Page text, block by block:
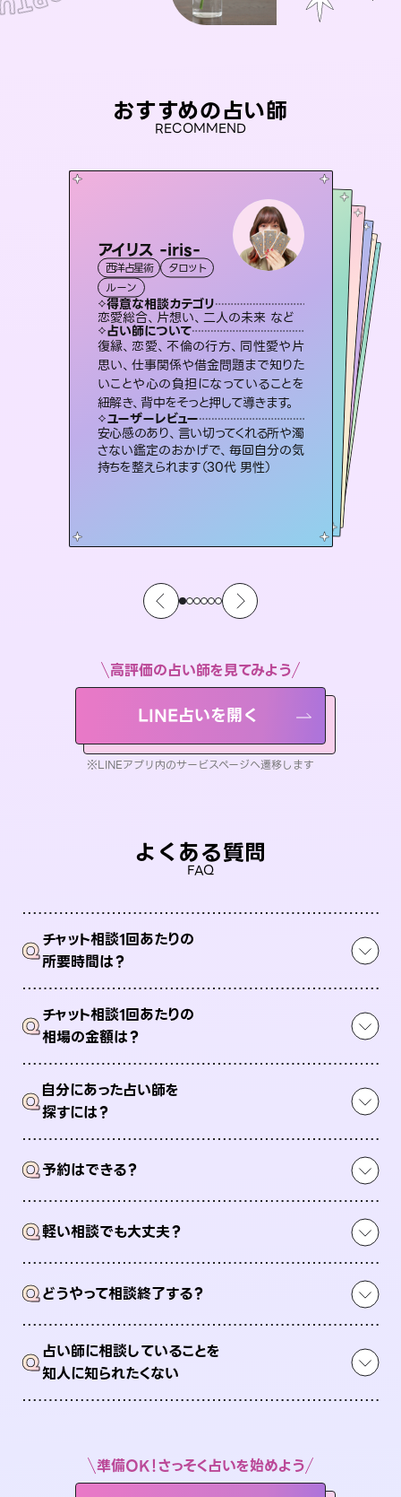
おすすめの占い師
RECOMMEND
アイリス -iris-
西洋占星術
タロット
ルーン
得意な相談カテゴリ
恋愛総合、片想い、二人の未来 など
占い師について
復縁、恋愛、不倫の行方、同性愛や片
思い、仕事関係や借金問題まで知りた
いことや心の負担になっていることを
紐解き、背中をそっと押して導きます。
ユーザーレビュー
安心感のあり、言い切ってくれる所や濁
さない鑑定のおかげで、毎回自分の気
持ちを整えられます（30代 男性）
セラピスト理恵
霊視・オーラ タロット
スピリチュアル・リーディング
得意な相談カテゴリ
片想い、二人の未来、年の差 など
占い師について
連絡再開、復縁、成就などの報告実績
多数。セラピストとして2万超の施術経
験があるからこそできる鑑定で、より良
い未来をサポートします。
ユーザーレビュー
とても心温まる鑑定でした。しかもこち
らは何も言っていないのに視えていらっ
しゃるんだなと驚きです（30代女性）
桃源珠羽（ とうげんみう）
霊視・オーラ
スピリチュアル・リーディング
得意な相談カテゴリ
片想い、あの人の気持ち、復縁 など
占い師について
恋愛のお悩みの中でも特に「曖昧な関
係」の相談を得意としており、友達以上
恋人未満なお相手との今後や本音を丁
寧に読み解き恋愛成就へと導きます。
ユーザーレビュー
鑑定していただいてアドバイス通りに行
動すると仲が復活してきました。ありが
とうございました（40代 女性）
未来視師＊花
霊視・オーラ
スピリチュアル・リーディング
得意な相談カテゴリ
出逢い、片想い、復縁 など
占い師について
未来には何パターンもの選択肢があります。不安で視えにくくなっているあなたの素敵な未来を見つけ、その未来を選択できるようアドバイスします。
ユーザーレビュー
職場の人の性質や人間関係、本心など
本当によく視えていてびっくり。対策が
打てて前向きになれます（40代）
おう 霊感オラクル
オラクルカード
得意な相談カテゴリ
恋愛総合、あの人の気持ち など
占い師について
霊視×オラクルカードを使って「今」と
「未来」そして「気になるあの人の気持
ち」まで丁寧に読み解き、恋や人生のヒ
ントを優しく引き出します。
ユーザーレビュー
不安な気持ちが嘘みたいに晴れまし
た…！よく視えていらっしゃるんだなと
感じました（40代 女性）
彗望
霊視・オーラ
スピリチュアル・リーディング
得意な相談カテゴリ
片想い、あの人の気持ち、復縁 など
占い師について
3,700年以上の歴史を持つ東洋最古の
占術「易占」で詳細まで占い、幸せへ向
かう道筋を示します。厳しい結果にも具
体的な対策をお伝えします。
ユーザーレビュー
複雑な背景もしっかり聞いて鑑定して
いただけました。気持ちが楽になりまし
た（50代 女性）
高評価の占い師を見てみよう
LINE占いを開く
※LINEアプリ内のサービスページへ遷移します
よくある質問
FAQ
Qチャット相談1回あたりの
所要時間は？
Qチャット相談1回あたりの
相場の金額は？
Q自分にあった占い師を
探すには？
Q予約はできる？
Q軽い相談でも大丈夫？
Qどうやって相談終了する？
Q占い師に相談していることを
知人に知られたくない
準備OK！さっそく占いを始めよう